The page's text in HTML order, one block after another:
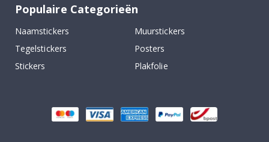
Populaire Categorieën
Naamstickers
Muurstickers
Tegelstickers
Posters
Stickers
Plakfolie